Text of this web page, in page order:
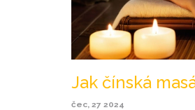
Jak čínská
čec, 27 2024